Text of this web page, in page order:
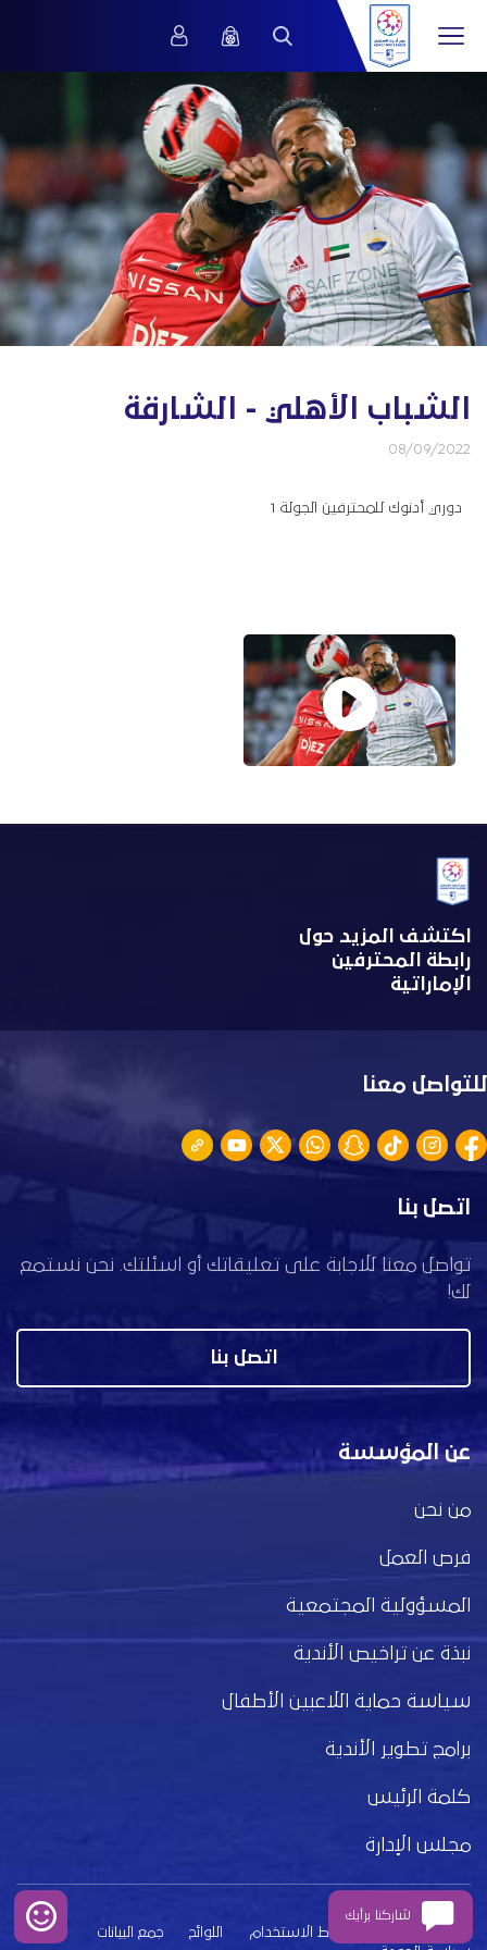
الشباب الأهلي - الشارقة
08/09/2022
دوري أدنوك للمحترفين الجولة 1
اكتشف المزيد حول
رابطة المحترفين
الإماراتية
للتواصل معنا
اتصل بنا
تواصل معنا للاجابة على تعليقاتك أو اسئلتك. نحن نستمع
لك!
اتصل بنا
عن المؤسسة
من نحن
فرص العمل
المسؤولية المجتمعية
نبذة عن تراخيص الأندية
سياسة حماية اللاعبين الأطفال
برامج تطوير الأندية
كلمة الرئيس
مجلس الإدارة
بيان الخصوصية شروط الاستخدام اللوائح
جمع البيانات
شاركنا برأيك